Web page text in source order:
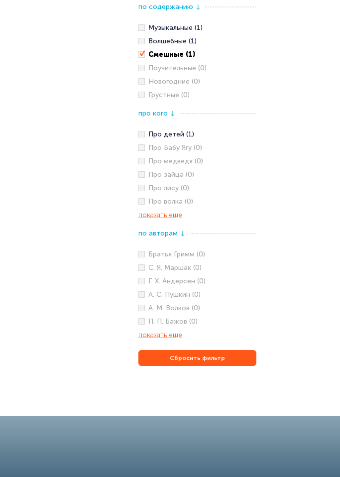
по содержанию ↓
Музыкальные (1)
Волшебные (1)
Смешные (1)
Поучительные (0)
Новогодние (0)
Грустные (0)
про кого ↓
Про детей (1)
Про Бабу Ягу (0)
Про медведя (0)
Про зайца (0)
Про лису (0)
Про волка (0)
показать ещё
по авторам ↓
Братья Гримм (0)
С. Я. Маршак (0)
Г. Х. Андерсен (0)
А. С. Пушкин (0)
А. М. Волков (0)
П. П. Бажов (0)
показать ещё
Сбросить фильтр